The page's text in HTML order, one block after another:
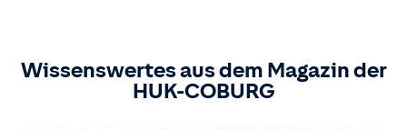
Wissenswertes aus dem Magazin der
HUK-COBURG